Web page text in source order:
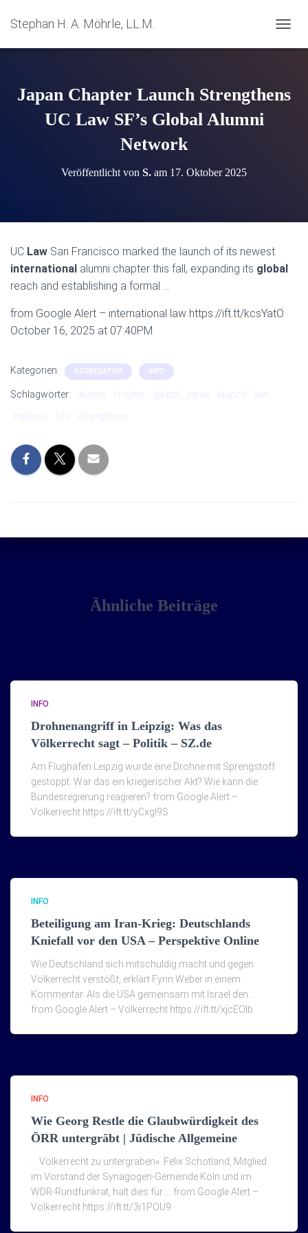
Stephan H. A. Möhrle, LL.M.
A
A
E
Japan Chapter Launch Strengthens
UC Law SF’s Global Alumni
Network
Veröffentlicht von S. am 17. Oktober 2025
UC Law San Francisco marked the launch of its newest
international alumni chapter this fall, expanding its global
reach and establishing a formal …
from Google Alert – international law https://ift.tt/kcsYatO
October 16, 2025 at 07:40PM
Kategorien: AGGREGATOR INFO
Schlagwörter: alumni chapter global japan launch
law
network
strengthens
Ähnliche Beiträge
INFO
Drohnenangriff in Leipzig: Was das
Völkerrecht sagt – Politik – SZ.de
Am Flughafen Leipzig wurde eine Drohne mit Sprengstoff
gestoppt. War das ein kriegerischer Akt? Wie kann die
Bundesregierung reagieren? from Google Alert –
Völkerrecht https://ift.tt/yCxgI9S
INFO
Beteiligung am Iran-Krieg: Deutschlands
Kniefall vor den USA – Perspektive Online
Wie Deutschland sich mitschuldig macht und gegen
Völkerrecht verstößt, erklärt Fynn Weber in einem
Kommentar. Als die USA gemeinsam mit Israel den …
from Google Alert – Völkerrecht https://ift.tt/xjcEOIb
INFO
Wie Georg Restle die Glaubwürdigkeit des
ÖRR untergräbt | Jüdische Allgemeine
… Völkerrecht zu untergraben«. Felix Schotland, Mitglied
im Vorstand der Synagogen-Gemeinde Köln und im
WDR-Rundfunkrat, hält dies für … from Google Alert –
Völkerrecht https://ift.tt/3i1POU9